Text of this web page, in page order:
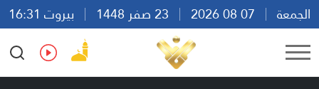
الجمعة
بيروت 16:31
Ar
En Fr Es